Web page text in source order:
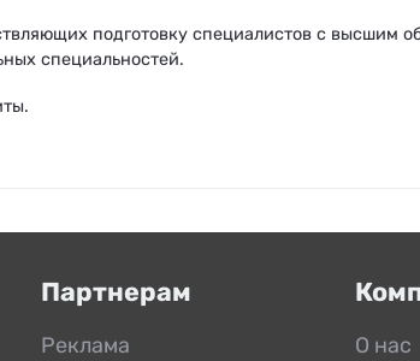
подготовку специалистов с высшим
специальностей.
Партнерам
Реклама
О нас